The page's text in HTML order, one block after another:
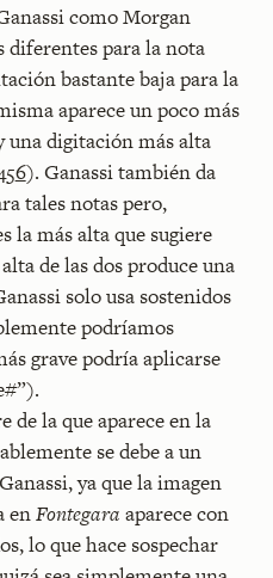
como Morgan
diferentes para la nota
bastante baja para la
aparece un poco más
una digitación más alta
6). Ganassi también da
tales notas pero,
la más alta que sugiere
de las dos produce una
solo usa sostenidos
podríamos
grave podría aplicarse
la que aparece en la
se debe a un
ya que la imagen
enFontegara aparece con
lo que hace sospechar